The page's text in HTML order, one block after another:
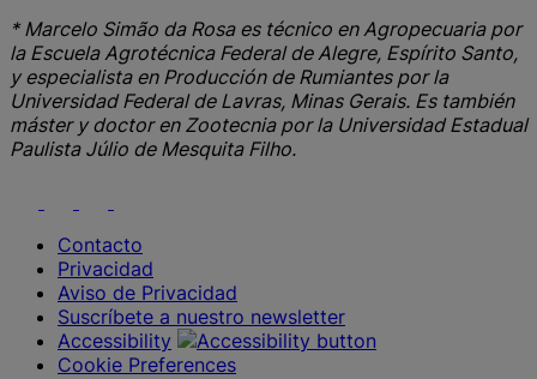
* Marcelo Simão da Rosa es técnico en Agropecuaria por
la Escuela Agrotécnica Federal de Alegre, Espírito Santo,
y especialista en Producción de Rumiantes por la
Universidad Federal de Lavras, Minas Gerais. Es también
máster y doctor en Zootecnia por la Universidad Estadual
Paulista Júlio de Mesquita Filho.
Contacto
Privacidad
Aviso de Privacidad
Suscríbete a nuestro newsletter
Accessibility
Cookie Preferences